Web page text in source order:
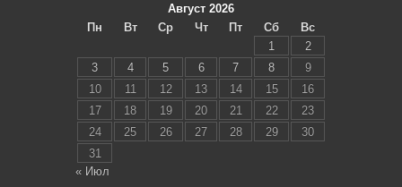
Август 2026
Пн
Вт Ср Чт Пт Сб
Вс
1
2
3
4 5 6 7 8
9
10
11 12 13 14 15
16
17
18 19 20 21 22
23
24
25 26 27 28 29
30
31
« Июл